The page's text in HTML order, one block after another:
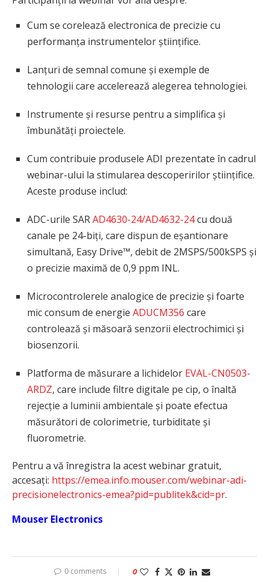
Cum se corelează electronica de precizie cu
performanța instrumentelor științifice.
Lanțuri de semnal comune și exemple de
tehnologii care accelerează alegerea tehnologiei.
Instrumente și resurse pentru a simplifica și
îmbunătăți proiectele.
Cum contribuie produsele ADI prezentate în cadrul
webinar-ului la stimularea descoperirilor științifice.
Aceste produse includ:
ADC-urile SARAD4630-24/AD4632-24cu două
canale pe 24-biți, care dispun de eșantionare
simultană, Easy Drive™, debit de 2MSPS/500kSPS și
o precizie maximă de 0,9 ppm INL.
Microcontrolerele analogice de precizie și foarte
mic consum de energie ADUCM356 care
controlează și măsoară senzorii electrochimici și
biosenzorii.
Platforma de măsurare a lichidelor EVAL-CN0503-
ARDZ, care include filtre digitale pe cip, o înaltă
rejecție a luminii ambientale și poate efectua
măsurători de colorimetrie, turbiditate și
fluorometrie.
Pentru a vă înregistra la acest webinar gratuit,
accesați: https://emea.info.mouser.com/webinar-adi-
precisionelectronics-emea?pid=publitek&cid=pr.
Mouser Electronics
0 comments 0